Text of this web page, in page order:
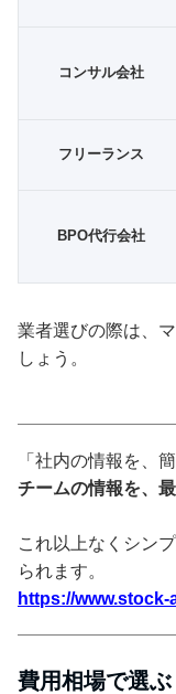
コンサル会社
フリーランス
BPO代行会社
業者選びの際は、
しょう。
「社内の情報を、
チームの情報を、
これ以上なくシン
られます。
https://www.stock-
費用相場で選ぶ